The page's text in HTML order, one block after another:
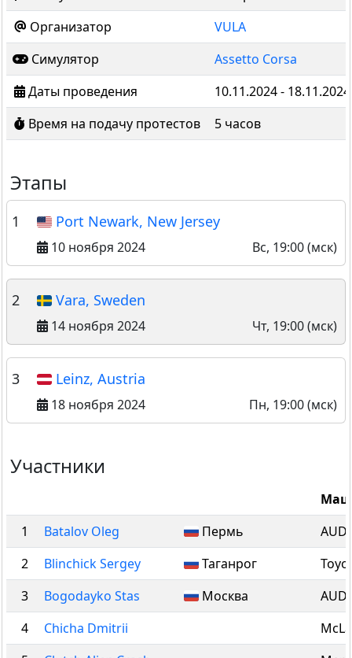
Организатор
VULA
Симулятор
Assetto Corsa
Даты проведения
10.11.2024 - 18.11.2024
Время на подачу протестов
5 часов
Этапы
1 Port Newark, New Jersey
10 ноября 2024 Вс, 19:00 (мск)
2 Vara, Sweden
14 ноября 2024 Чт, 19:00 (мск)
3 Leinz, Austria
18 ноября 2024 Пн, 19:00 (мск)
Участники
1
Batalov Oleg Пермь
2
Blinchick Sergey Таганрог
3
Bogodayko Stas Москва
4
Chicha Dmitrii